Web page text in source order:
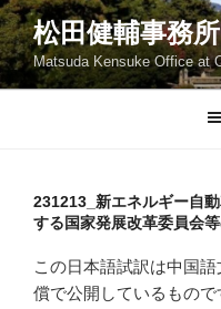
コ
ン
テ
ン
松田健輔事務所
Matsuda Kensuke Office at
231213_新エネルギー自
する国家発展改革委員会
この日本語試訳は中国
償で公開しているもの